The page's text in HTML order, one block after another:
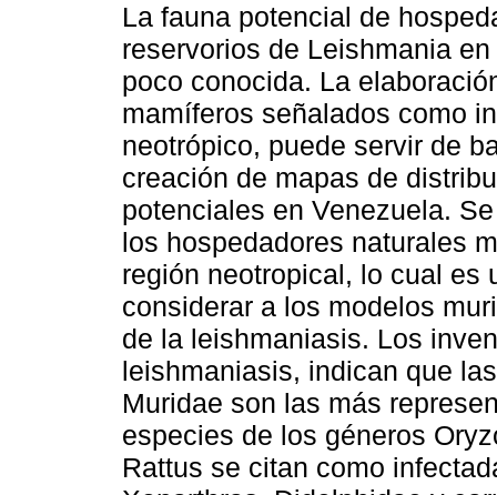
La fauna potencial de
reservorios de Leishmania
poco conocida. La
mamíferos señalados como
neotrópico, puede servir de
creación de mapas de
potenciales en Venezuela.
los hospedadores naturales
región neotropical, lo cual es
considerar a los modelos
de la leishmaniasis. Los
leishmaniasis, indican que
Muridae son las más
especies de los géneros
Rattus se citan como